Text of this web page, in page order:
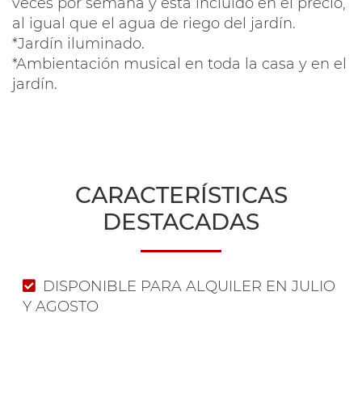
al igual que el agua de riego del jardín.
*Jardín iluminado.
*Ambientación musical en toda la casa y en el
jardín.
CARACTERÍSTICAS
DESTACADAS
DISPONIBLE PARA ALQUILER EN JULIO
Y AGOSTO